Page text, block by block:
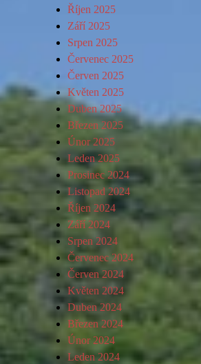
Říjen 2025
Září 2025
Srpen 2025
Červenec 2025
Červen 2025
Květen 2025
Duben 2025
Březen 2025
Únor 2025
Leden 2025
Prosinec 2024
Listopad 2024
Říjen 2024
Září 2024
Srpen 2024
Červenec 2024
Červen 2024
Květen 2024
Duben 2024
Březen 2024
Únor 2024
Leden 2024